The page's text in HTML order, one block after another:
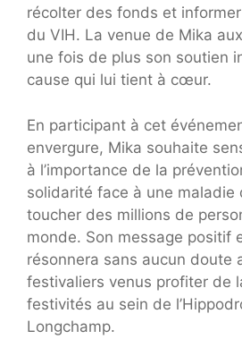
récolter des fonds et
du VIH. La venue de Mika
une fois de plus son soutien
cause qui lui tient à cœur.
En participant à cet
envergure, Mika souhaite
à l’importance de la
solidarité face à une maladie
toucher des millions de
monde. Son message positif
résonnera sans aucun doute
festivaliers venus profiter de
festivités au sein de
Longchamp.